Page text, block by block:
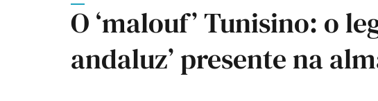
O ‘malouf’ Tunisino: o
andaluz’ presente na